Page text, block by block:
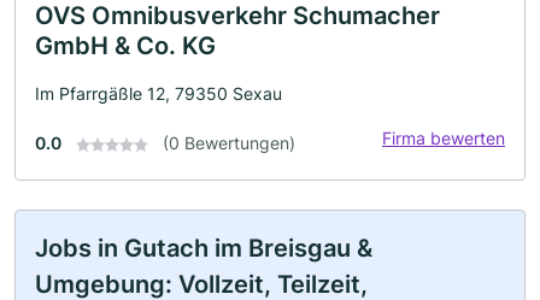
OVS Omnibusverkehr Schumacher
GmbH & Co. KG
Im Pfarrgäßle 12, 79350 Sexau
0.0 (0 Bewertungen) Firma bewerten
Jobs in Gutach im Breisgau &
Umgebung: Vollzeit, Teilzeit,